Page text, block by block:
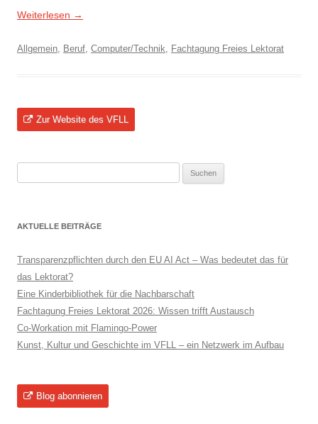
Weiterlesen →
Allgemein, Beruf, Computer/Technik, Fachtagung Freies Lektorat
Zur Website des VFLL
AKTUELLE BEITRÄGE
Transparenzpflichten durch den EU AI Act – Was bedeutet das für
das Lektorat?
Eine Kinderbibliothek für die Nachbarschaft
Fachtagung Freies Lektorat 2026: Wissen trifft Austausch
Co-Workation mit Flamingo-Power
Kunst, Kultur und Geschichte im VFLL – ein Netzwerk im Aufbau
Blog abonnieren